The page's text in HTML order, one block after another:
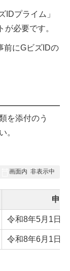
IDプライム」
必要です。
前にGビズIDの
を添付のう
。
画面内 非表示中
申請
令和8年5月1日
令和8年6月1日